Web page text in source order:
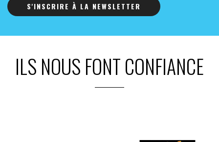
S'INSCRIRE À LA NEWSLETTER
ILS NOUS FONT CONFIANCE